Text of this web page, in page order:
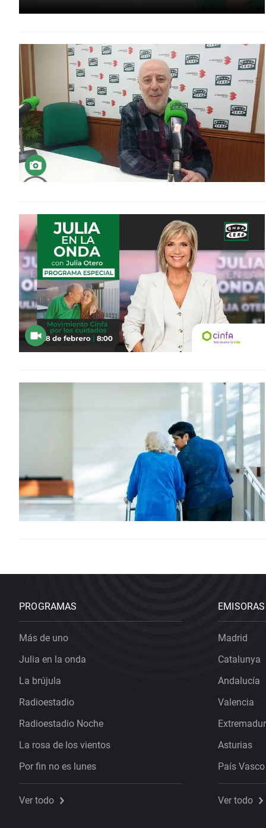
PROGRAMAS
Más de uno
Julia en la onda
La brújula
Radioestadio
Radioestadio Noche
La rosa de los vientos
Por fin no es lunes
Ver todo
EMISORAS
Madrid
Catalunya
Andalucía
Valencia
Asturias
País Vasco
Ver todo